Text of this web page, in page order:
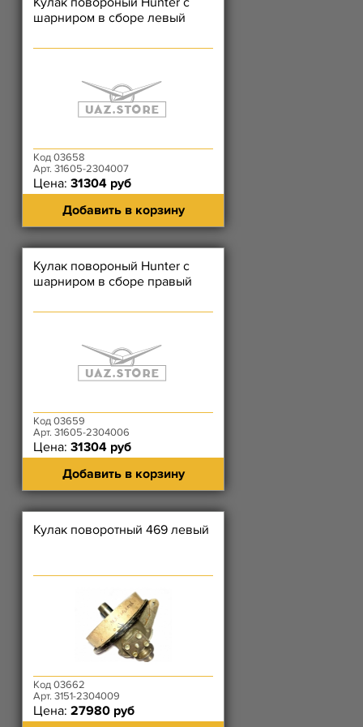
шарниром в сборе левый
Код 03658
Арт. 31605-2304007
Цена: 31304 руб
Добавить в корзину
Кулак повороный Hunter с
шарниром в сборе правый
Код 03659
Арт. 31605-2304006
Цена: 31304 руб
Добавить в корзину
Кулак поворотный 469 левый
Код 03662
Арт. 3151-2304009
Цена: 27980 руб